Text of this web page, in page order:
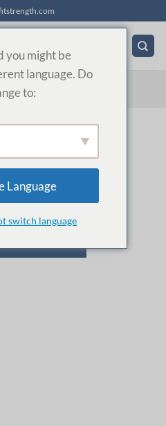
CITATLISTE
er tom.
you might be
language. Do
to:
Language
switch language